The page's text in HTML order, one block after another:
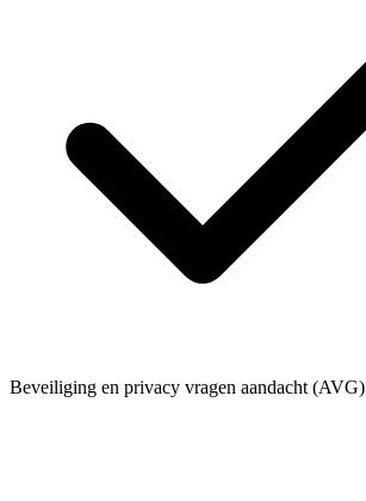
Beveiliging en privacy vragen aandacht (AVG)